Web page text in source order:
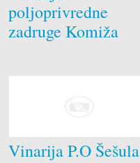
poljoprivredne
zadruge Komiža
Vinarija P.O Šešula